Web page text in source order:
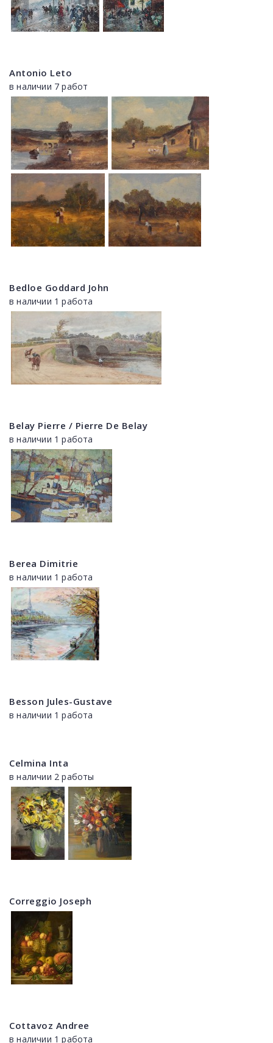
Antonio Leto
в наличии 7 работ
Bedloe Goddard John
в наличии 1 работа
Belay Pierre / Pierre De Belay
в наличии 1 работа
Berea Dimitrie
в наличии 1 работа
Besson Jules-Gustave
в наличии 1 работа
Celmina Inta
в наличии 2 работы
Correggio Joseph
Cottavoz Andree
в наличии 1 работа